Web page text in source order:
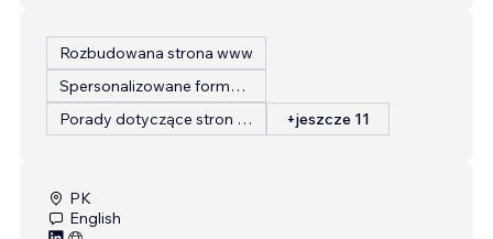
Rozbudowana strona www
Spersonalizowane formularze
Porady dotyczące stron internetowych
+jeszcze 11
PK
English